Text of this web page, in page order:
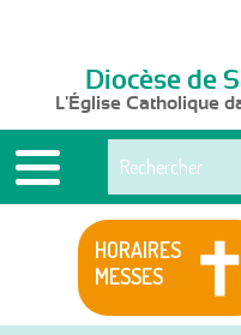
Diocèse de
L'Église Catholique
HORAIRES
MESSES